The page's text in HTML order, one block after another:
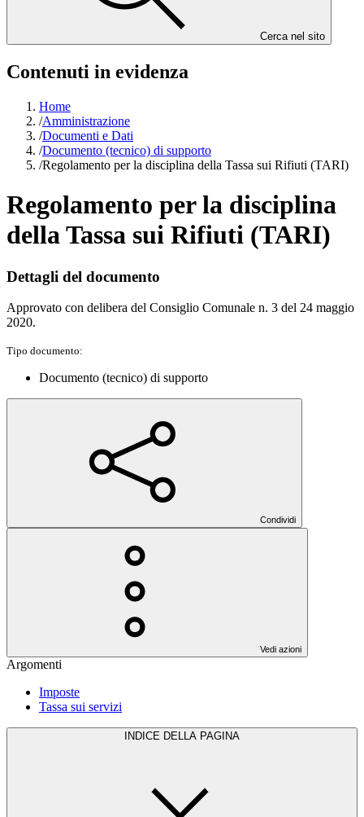
Cerca nel sito
Contenuti in evidenza
Home
/Amministrazione
/Documenti e Dati
/Documento (tecnico) di supporto
/Regolamento per la disciplina della Tassa sui Rifiuti (TARI)
Regolamento per la disciplina
della Tassa sui Rifiuti (TARI)
Dettagli del documento
Approvato con delibera del Consiglio Comunale n. 3 del 24 maggio
2020.
Tipo documento:
Documento (tecnico) di supporto
Condividi
Vedi azioni
Argomenti
Imposte
Tassa sui servizi
INDICE DELLA PAGINA